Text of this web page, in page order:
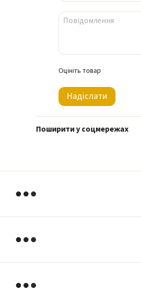
Оцініть товар
Надіслати
Поширити у соцмережах